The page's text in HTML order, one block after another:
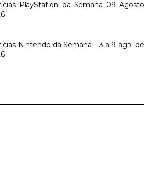
PlayStation da Semana 09 Agosto
Nintendo da Semana - 3 a 9 ago. de